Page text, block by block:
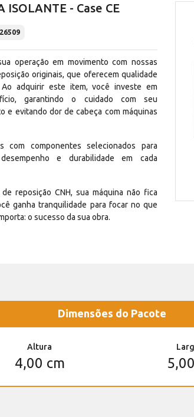
ISOLANTE - Case CE
operação em movimento com nossas
originais, que oferecem qualidade
Ao adquirir este item, você investe em
garantindo o cuidado com seu
e evitando dor de cabeça com máquinas
com componentes selecionados para
e durabilidade em cada
reposição CNH, sua máquina não fica
ganha tranquilidade para focar no que
o sucesso da sua obra.
Dimensões do Pacote
Altura
4,00 cm